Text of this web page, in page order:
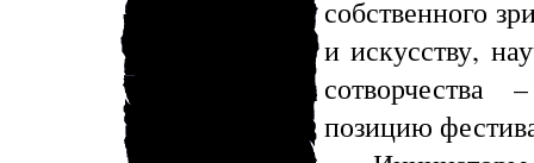
собственного
и искусству,
позицию